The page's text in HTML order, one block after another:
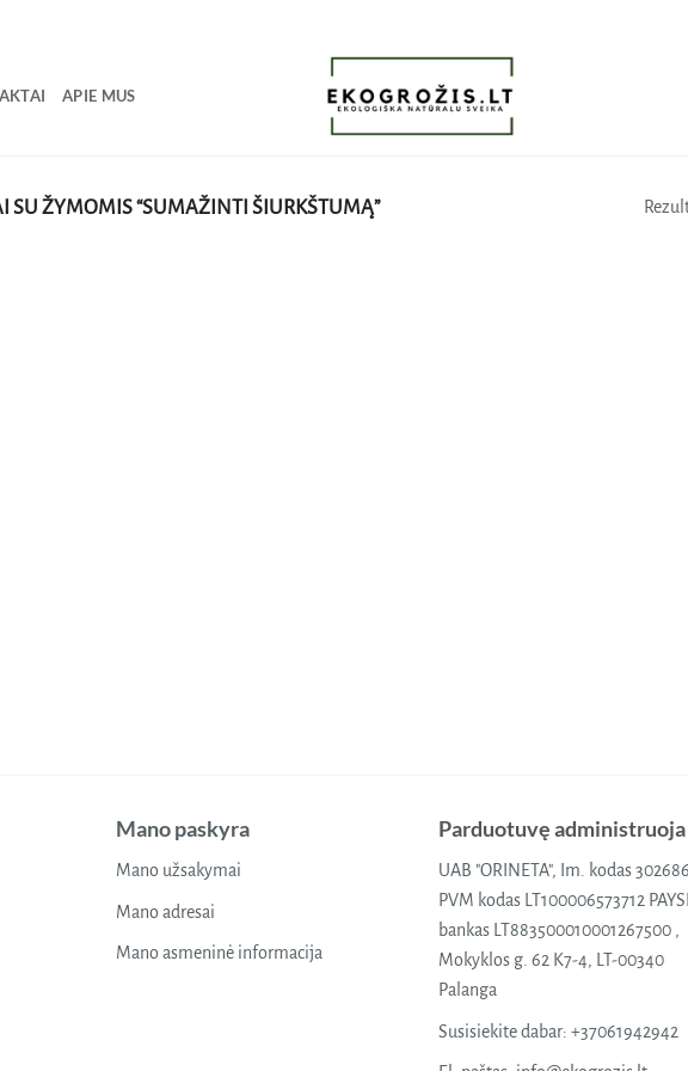
APIE MUS
SU ŽYMOMIS “SUMAŽINTI ŠIURKŠTUMĄ”
Mano paskyra
Mano užsakymai
Mano adresai
Mano asmeninė informacija
Parduotuvę administruoja
UAB "ORINETA", Im. kodas
PVM kodas LT100006573712
bankas LT883500010001267500 ,
Mokyklos g. 62 K7-4, LT-00340
Palanga
Susisiekite dabar: +37061942942